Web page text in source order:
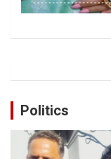
Politics